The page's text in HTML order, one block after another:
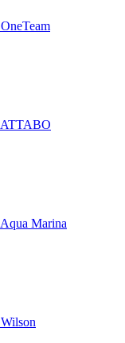
OneTeam
ATTABO
Aqua Marina
Wilson